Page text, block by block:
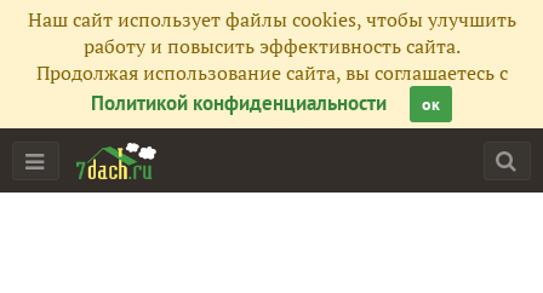
Наш сайт использует файлы cookies, чтобы улучшить
работу и повысить эффективность сайта.
Продолжая использование сайта, вы соглашаетесь с
Политикой конфиденциальности
ок